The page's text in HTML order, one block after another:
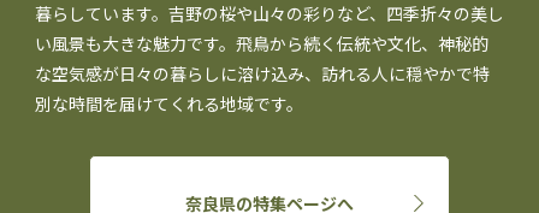
暮らしています。吉野の桜や山々の彩りなど、四季折々の美し
い風景も大きな魅力です。飛鳥から続く伝統や文化、神秘的
な空気感が日々の暮らしに溶け込み、訪れる人に穏やかで特
別な時間を届けてくれる地域です。
奈良県の特集ページへ